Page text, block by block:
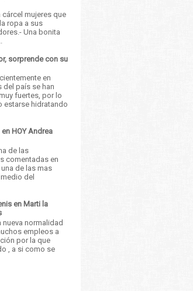
cárcel mujeres que
ropa a sus
Una bonita
sorprende con su
en
del país se han
fuertes, por lo
estarse hidratando
HOY Andrea
de las
comentadas en
de las mas
del
en Marti la
nueva normalidad
empleos a
por la que
, a si como se